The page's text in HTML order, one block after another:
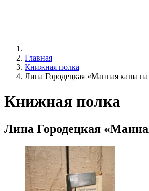
Главная
Книжная полка
Лина Городецкая «Манная каша на
Книжная полка
Лина Городецкая